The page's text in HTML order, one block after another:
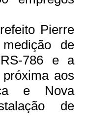
Pierre
de
786 e a
aos
e Nova
de